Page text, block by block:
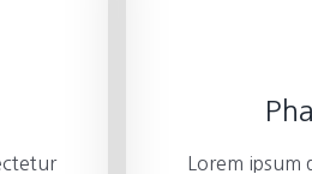
Lorem ipsum